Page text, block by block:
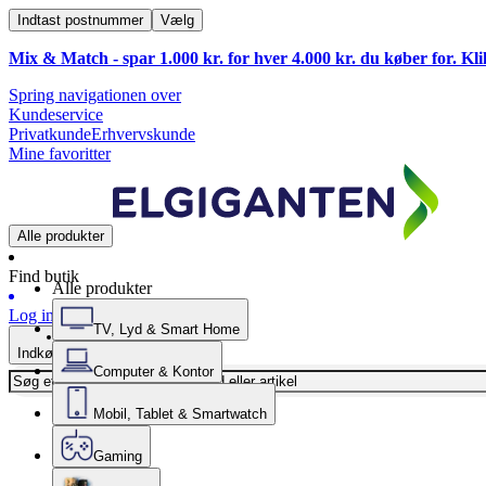
Indtast postnummer Vælg
Mix & Match - spar 1.000 kr. for hver 4.000 kr. du køber for.
Spring navigationen over
Kundeservice
PrivatkundeErhvervskunde
Mine favoritter
Alle produkter
Find butik
Log ind
Indkøbskurv
Alle produkter
TV, Lyd & Smart Home
Computer & Kontor
Mobil, Tablet & Smartwatch
Gaming